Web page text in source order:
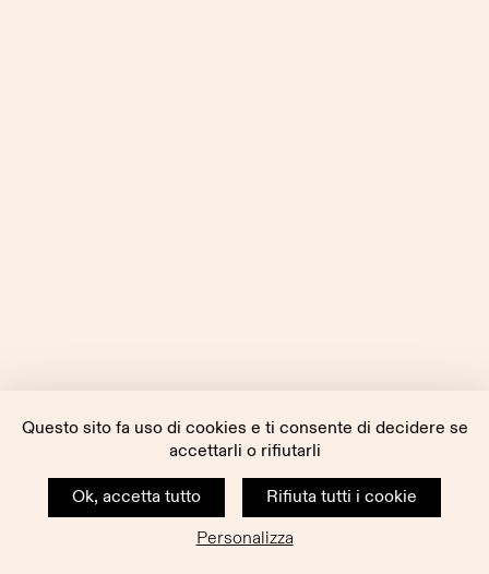
Questo sito fa uso di cookies e ti consente di decidere se
accettarli o rifiutarli
Ok, accetta tutto
Rifiuta tutti i cookie
Personalizza